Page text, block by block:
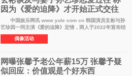
因为《爱的迫降》才开始正式交往
中国娱乐网讯 www yule com cn 韩国演员玄彬与孙
艺珍因一同主演《爱的迫降》定情，两人于2022年宣布结
婚并迎来宝贝儿子小甜豆。玄彬日前为宣传新作品《哈尔
滨》，时隔13年再度上谈话性节目，
偶像活动
网曝张馨予老公年薪15万 张馨予疑
似回应：价值观是个好东西